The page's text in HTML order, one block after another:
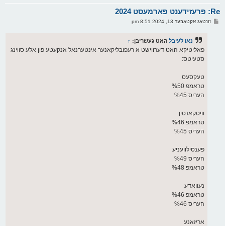
Re: פרעזידענט פארמעסט 2024
פזונטאג אקטאבער 13, 2024 8:51 pm
נאו לעיבל האט געשריבן: ↑
פאליטיקא האט דערווישט א רעפובליקאנער אינטערנאל אנקעטע פון אלע סווינג
סטעיטס:
טעקסעס
טראמפ %50
העריס %45
וויסקאנסין
טראמפ %46
העריס %45
פענסילוועניע
העריס %49
טראמפ %48
נעוואדע
טראמפ %46
העריס %46
אריזאנע